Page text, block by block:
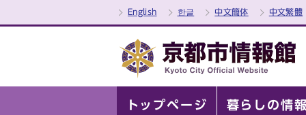
English 한글 中文簡体 中文繁體
トップページ 暮らしの情報